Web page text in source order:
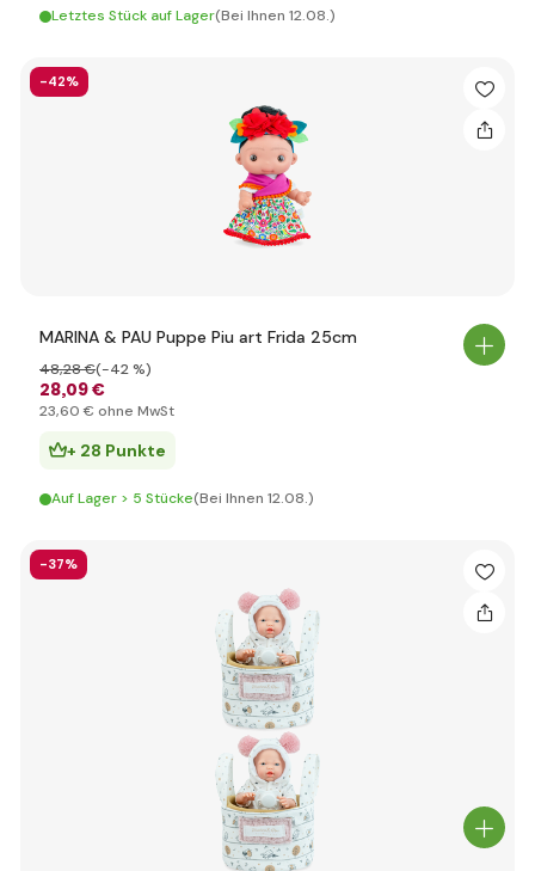
Letztes Stück auf Lager(Bei Ihnen 12.08.)
-42%
MARINA & PAU Puppe Piu art Frida 25cm
28,09 €
48,28 €(-42 %)
23,60 € ohne MwSt
+ 28 Punkte
Auf Lager > 5 Stücke(Bei Ihnen 12.08.)
-37%